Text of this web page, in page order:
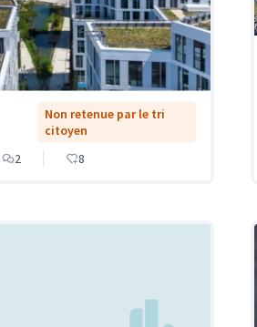
Non retenue par le tri
citoyen
2 8